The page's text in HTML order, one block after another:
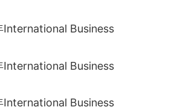
Business
Business
Business